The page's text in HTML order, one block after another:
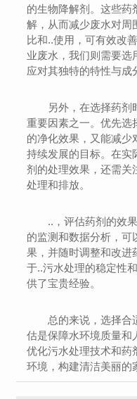
的生物降解剂。这些药
解，从而减少废水对周
比和..使用，可有效改
业废水，我们则需要选
应对其独特的特性与成
另外，在选择药剂
重要因素之一。优先选
的净化效果，又能减少
持续发展的目标。在实
剂的处理效果，还需关
处理和排放。
..，评估药剂的效
的监测和数据分析，可
果，并随时调整和改进
于..污水处理的稳定性
供了宝贵经验。
总的来说，选择合
估是保障水环境质量和
优化污水处理技术和药
环境，构建清洁美丽的